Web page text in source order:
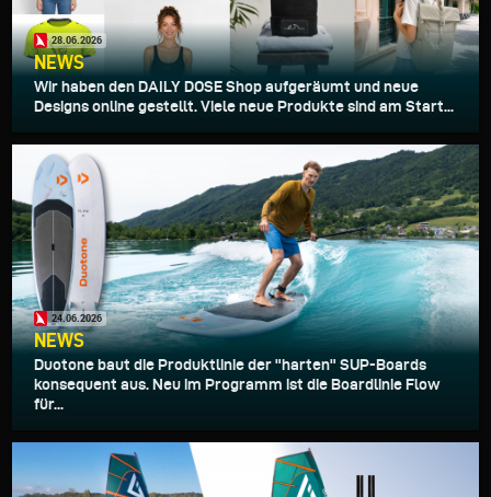
28.06.2026
NEWS
Wir haben den DAILY DOSE Shop aufgeräumt und neue
Designs online gestellt. Viele neue Produkte sind am Start...
24.06.2026
NEWS
Duotone baut die Produktlinie der "harten" SUP-Boards
konsequent aus. Neu im Programm ist die Boardlinie Flow
für...